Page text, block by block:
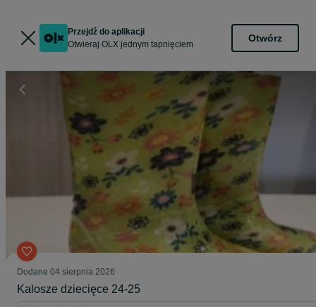
Przejdź do aplikacji
Otwieraj OLX jednym tapnięciem
Otwórz
Dodane 04 sierpnia 2026
Kalosze dziecięce 24-25